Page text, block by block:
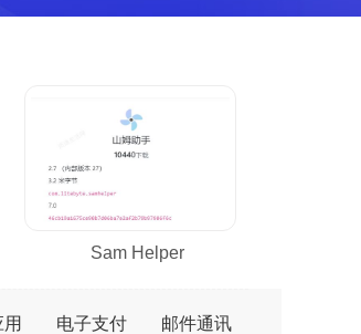
Sam Helper
电子支付 邮件通讯